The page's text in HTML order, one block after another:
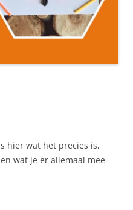
hier wat het precies is,
wat je er allemaal mee